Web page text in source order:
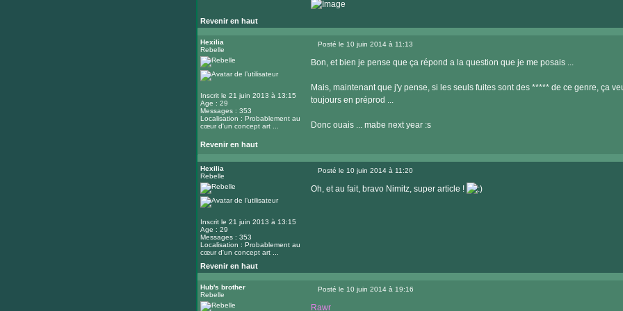
Revenir en haut
Hexilia
Rebelle
Inscrit le 21 juin 2013 à 13:15
Age : 29
Messages : 353
Localisation : Probablement au
cœur d'un concept art ...
Posté le 10 juin 2014 à 11:13
Bon, et bien je pense que ça répond a la question que je me posais ...
Mais, maintenant que j'y pense, si les seuls fuites sont des ***** de ce genre, ça
toujours en préprod ...
Donc ouais ... mabe next year :s
Revenir en haut
Hexilia
Rebelle
Inscrit le 21 juin 2013 à 13:15
Age : 29
Messages : 353
Localisation : Probablement au
cœur d'un concept art ...
Posté le 10 juin 2014 à 11:20
Oh, et au fait, bravo Nimitz, super article !
Revenir en haut
Hub's brother
Rebelle
Posté le 10 juin 2014 à 19:16
Rawr